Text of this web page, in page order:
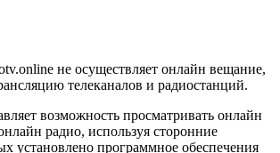
не осуществляет онлайн вещание,
телеканалов и радиостанций.
возможность просматривать онлайн
радио, используя сторонние
установлено программное обеспечения